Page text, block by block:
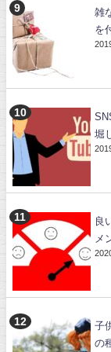
雑
を
堀
良
メ
子
の